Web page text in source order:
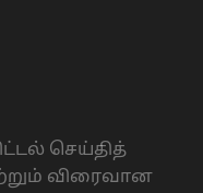
செய்தித்
விரைவான